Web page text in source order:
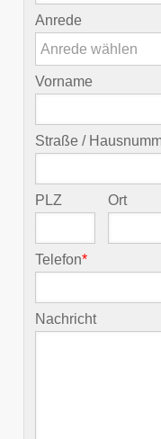
Anrede
Anrede wählen
Vorname
Straße /
PLZ Ort
Telefon*
Nachricht